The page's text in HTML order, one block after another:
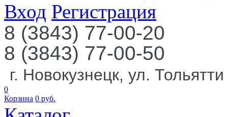
Вход Регистрация
8 (3843) 77-00-20
8 (3843) 77-00-50
г. Новокузнецк, ул.
0
Корзина 0 руб.